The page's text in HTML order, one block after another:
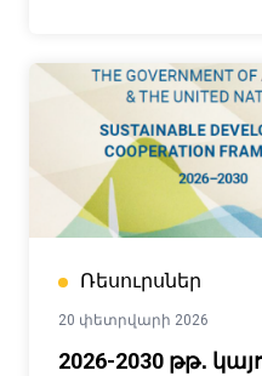
Ռեսուրսներ
20 փետրվարի 2026
2026-2030 թթ․